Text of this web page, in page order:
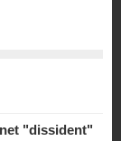
"dissident"